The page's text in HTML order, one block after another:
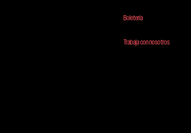
Boletería
Trabaja con nosotros